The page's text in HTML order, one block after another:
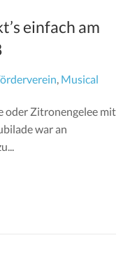
einfach am
, Musical
oder Zitronengelee mit
war an